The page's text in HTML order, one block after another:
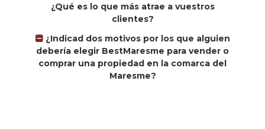
¿Qué es lo que más atrae a vuestros
clientes?
¿Indicad dos motivos por los que alguien
debería elegir BestMaresme para vender o
comprar una propiedad en la comarca del
Maresme?